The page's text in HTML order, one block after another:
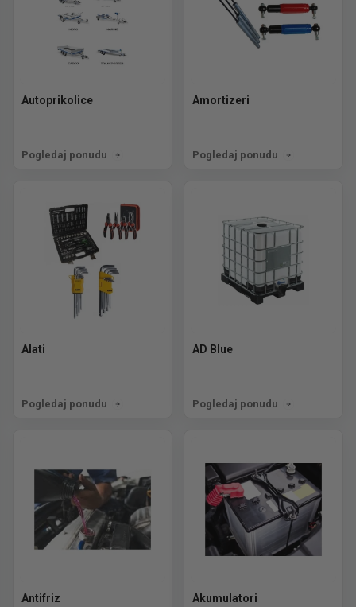
Autoprikolice
Pogledaj ponudu
Amortizeri
Pogledaj ponudu
Alati
Pogledaj ponudu
AD Blue
Pogledaj ponudu
Antifriz Akumulatori